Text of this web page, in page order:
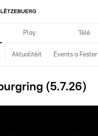
Play Télé
Aktualitéit Events a Fester
(5.7.26)